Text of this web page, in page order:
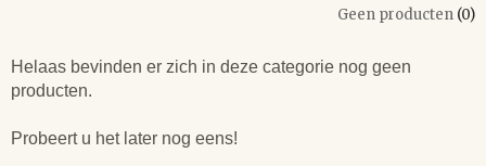
Geen producten (0)
Helaas bevinden er zich in deze categorie nog geen
producten.
Probeert u het later nog eens!